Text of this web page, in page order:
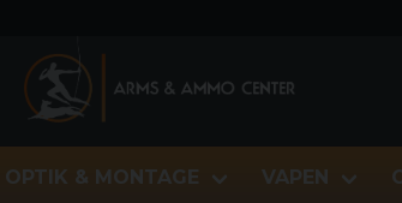
OPTIK & MONTAGE VAPEN